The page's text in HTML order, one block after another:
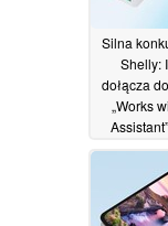
Silna
Shelly:
dołącza
„Works
Assistant”